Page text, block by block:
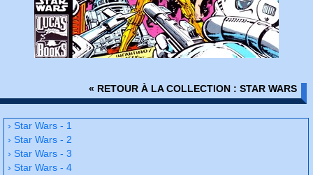
« RETOUR À LA COLLECTION : STAR WARS
› Star Wars - 1
› Star Wars - 2
› Star Wars - 3
› Star Wars - 4